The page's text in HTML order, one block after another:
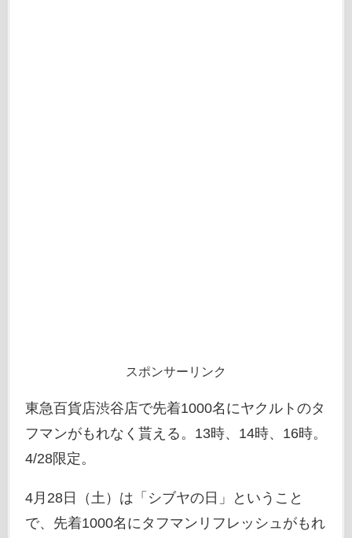
スポンサーリンク
東急百貨店渋谷店で先着1000名にヤクルトのタ
フマンがもれなく貰える。13時、14時、16時。
4/28限定。
4月28日（土）は「シブヤの日」ということ
で、先着1000名にタフマンリフレッシュがもれ